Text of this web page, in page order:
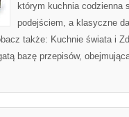
którym kuchnia codzienna
podejściem, a klasyczne
także: Kuchnie świata i
bazę przepisów,